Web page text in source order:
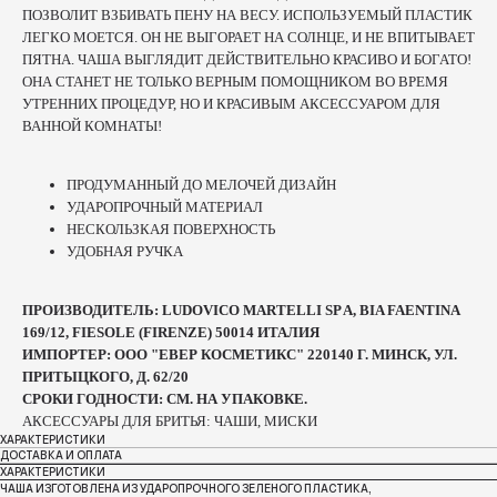
ПОЗВОЛИТ ВЗБИВАТЬ ПЕНУ НА ВЕСУ. ИСПОЛЬЗУЕМЫЙ ПЛАСТИК
ЛЕГКО МОЕТСЯ. ОН НЕ ВЫГОРАЕТ НА СОЛНЦЕ, И НЕ ВПИТЫВАЕТ
ПЯТНА. ЧАША ВЫГЛЯДИТ ДЕЙСТВИТЕЛЬНО КРАСИВО И БОГАТО!
ОНА СТАНЕТ НЕ ТОЛЬКО ВЕРНЫМ ПОМОЩНИКОМ ВО ВРЕМЯ
УТРЕННИХ ПРОЦЕДУР, НО И КРАСИВЫМ АКСЕССУАРОМ ДЛЯ
ВАННОЙ КОМНАТЫ!
ПРОДУМАННЫЙ ДО МЕЛОЧЕЙ ДИЗАЙН
УДАРОПРОЧНЫЙ МАТЕРИАЛ
НЕСКОЛЬЗКАЯ ПОВЕРХНОСТЬ
УДОБНАЯ РУЧКА
ПРОИЗВОДИТЕЛЬ: LUDOVICO MARTELLI SP A, BIA FAENTINA
169/12, FIESOLE (FIRENZE) 50014 ИТАЛИЯ
ИМПОРТЕР: ООО "ЕВЕР КОСМЕТИКС" 220140 Г. МИНСК, УЛ.
ПРИТЫЦКОГО, Д. 62/20
СРОКИ ГОДНОСТИ: СМ. НА УПАКОВКЕ.
АКСЕССУАРЫ ДЛЯ БРИТЬЯ: ЧАШИ, МИСКИ
ХАРАКТЕРИСТИКИ
ДОСТАВКА И ОПЛАТА
ХАРАКТЕРИСТИКИ
ЧАША ИЗГОТОВЛЕНА ИЗ УДАРОПРОЧНОГО ЗЕЛЕНОГО ПЛАСТИКА,